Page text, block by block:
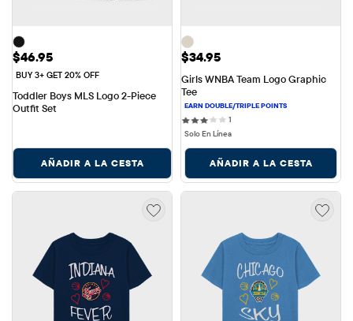
Precio: $46.95
$46.95
BUY 3+ GET 20% OFF
Toddler Boys MLS Logo 2-Piece
Outfit Set
AÑADIR A LA CESTA
Precio: $34.95
$34.95
Girls WNBA Team Logo Graphic
Tee
1
Solo En Línea
AÑADIR A LA CESTA